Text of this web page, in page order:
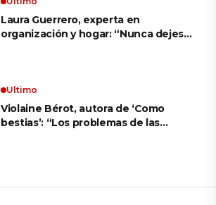
Laura Guerrero, experta en
organización y hogar: “Nunca dejes
Ultimo
Violaine Bérot, autora de ‘Como
bestias’: “Los problemas de las